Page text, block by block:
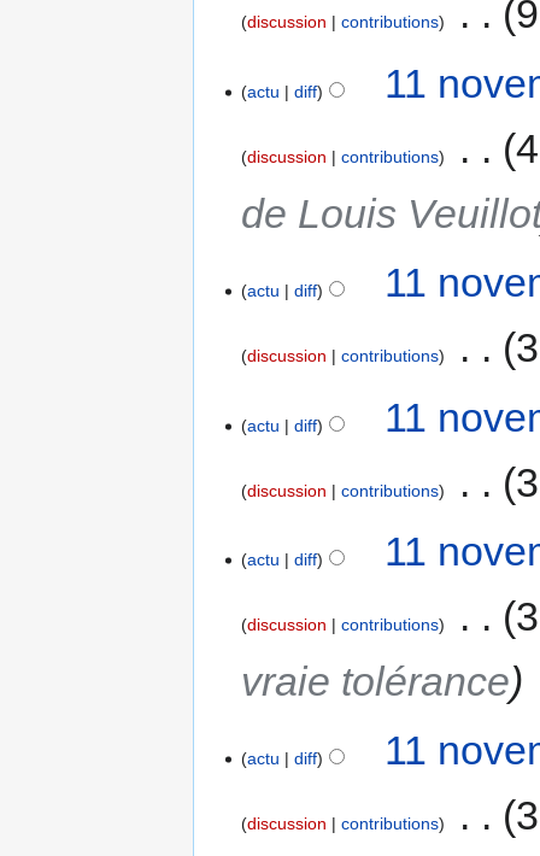
discussion contributions
actu diff 11
discussion contributions
de Louis
actu diff 11
discussion contributions
actu diff 11
discussion contributions
actu diff 11
discussion contributions
vraie tolérance
actu diff 11
discussion contributions